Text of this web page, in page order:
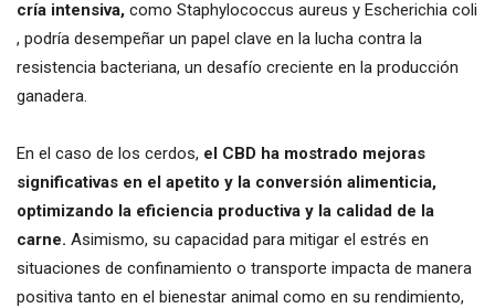
cría intensiva, como Staphylococcus aureus y Escherichia coli
, podría desempeñar un papel clave en la lucha contra la
resistencia bacteriana, un desafío creciente en la producción
ganadera.
En el caso de los cerdos, el CBD ha mostrado mejoras
significativas en el apetito y la conversión alimenticia,
optimizando la eficiencia productiva y la calidad de la
carne. Asimismo, su capacidad para mitigar el estrés en
situaciones de confinamiento o transporte impacta de manera
positiva tanto en el bienestar animal como en su rendimiento,